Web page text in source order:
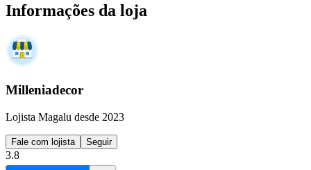
Informações da loja
Milleniadecor
Lojista Magalu desde 2023
Fale com lojista Seguir
3.8